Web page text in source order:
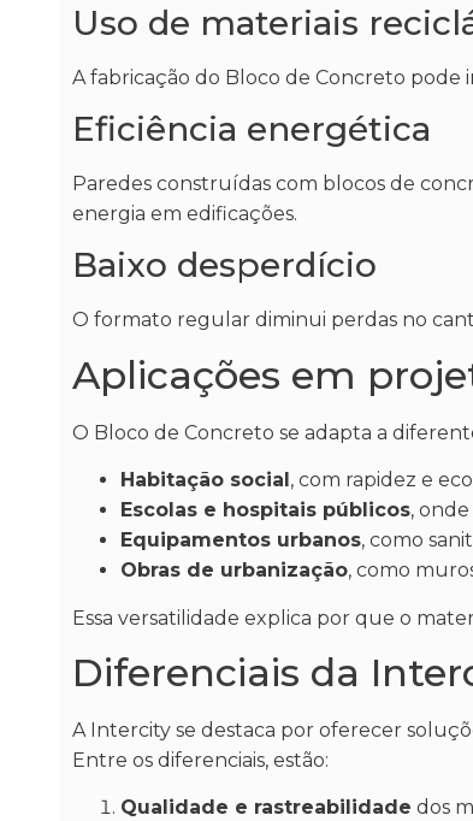
Uso de materiais
A fabricação do Bloco de Concreto
Eficiência energética
Paredes construídas com blocos de
energia em edificações.
Baixo desperdício
O formato regular diminui perdas no
Aplicações em
O Bloco de Concreto se adapta a
Habitação social , com rapidez e
Escolas e hospitais públicos,
Equipamentos urbanos, como
Obras de urbanização, como
Essa versatilidade explica por que o
Diferenciais da
A Intercity se destaca por oferecer
Entre os diferenciais, estão:
Qualidade e rastreabilidade dos